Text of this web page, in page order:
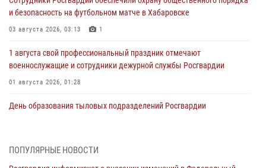
и безопасность на футбольном матче в Хабаровске
03 августа 2026, 03:13 1
1 августа свой профессиональный праздник отмечают
военнослужащие и сотрудники дежурной службы Росгвардии
01 августа 2026, 01:28
День образования тыловых подразделений Росгвардии
В Управлении Росгвардии по Хабаровскому краю состоялось
ПОПУЛЯРНЫЕ НОВОСТИ